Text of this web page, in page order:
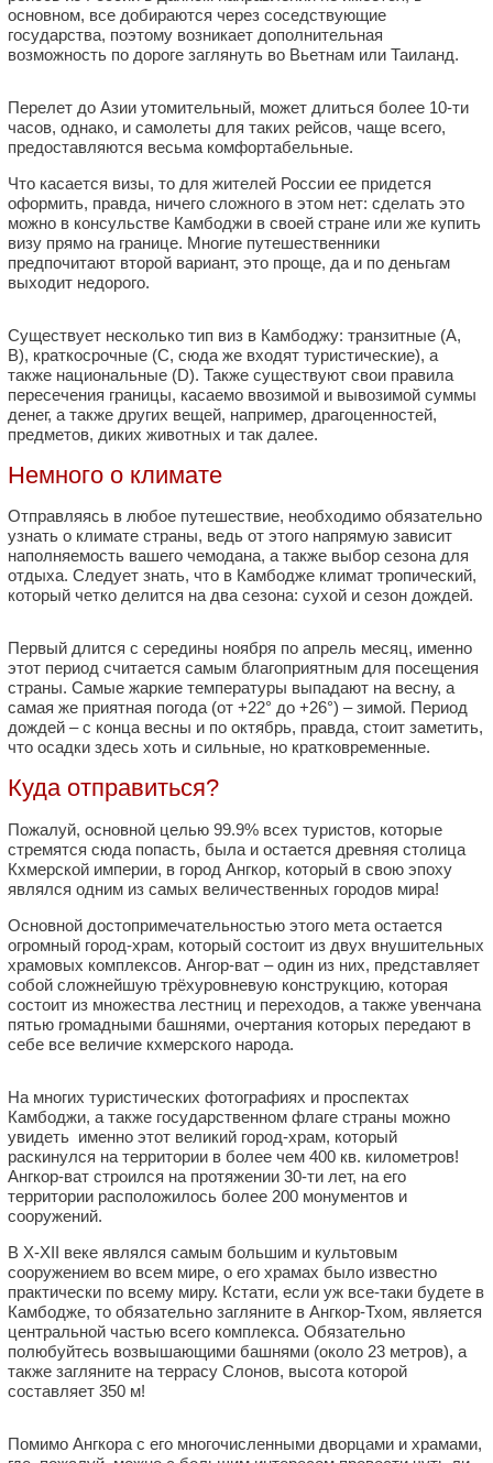
основном, все добираются через соседствующие
государства, поэтому возникает дополнительная
возможность по дороге заглянуть во Вьетнам или Таиланд.
Перелет до Азии утомительный, может длиться более 10-ти
часов, однако, и самолеты для таких рейсов, чаще всего,
предоставляются весьма комфортабельные.
Что касается визы, то для жителей России ее придется
оформить, правда, ничего сложного в этом нет: сделать это
можно в консульстве Камбоджи в своей стране или же купить
визу прямо на границе. Многие путешественники
предпочитают второй вариант, это проще, да и по деньгам
выходит недорого.
Существует несколько тип виз в Камбоджу: транзитные (А,
В), краткосрочные (C, сюда же входят туристические), а
также национальные (D). Также существуют свои правила
пересечения границы, касаемо ввозимой и вывозимой суммы
денег, а также других вещей, например, драгоценностей,
предметов, диких животных и так далее.
Немного о климате
Отправляясь в любое путешествие, необходимо обязательно
узнать о климате страны, ведь от этого напрямую зависит
наполняемость вашего чемодана, а также выбор сезона для
отдыха. Следует знать, что в Камбодже климат тропический,
который четко делится на два сезона: сухой и сезон дождей.
Первый длится с середины ноября по апрель месяц, именно
этот период считается самым благоприятным для посещения
страны. Самые жаркие температуры выпадают на весну, а
самая же приятная погода (от +22° до +26°) – зимой. Период
дождей – с конца весны и по октябрь, правда, стоит заметить,
что осадки здесь хоть и сильные, но кратковременные.
Куда отправиться?
Пожалуй, основной целью 99.9% всех туристов, которые
стремятся сюда попасть, была и остается древняя столица
Кхмерской империи, в город Ангкор, который в свою эпоху
являлся одним из самых величественных городов мира!
Основной достопримечательностью этого мета остается
огромный город-храм, который состоит из двух внушительных
храмовых комплексов. Ангор-ват – один из них, представляет
собой сложнейшую трёхуровневую конструкцию, которая
состоит из множества лестниц и переходов, а также увенчана
пятью громадными башнями, очертания которых передают в
себе все величие кхмерского народа.
На многих туристических фотографиях и проспектах
Камбоджи, а также государственном флаге страны можно
увидеть именно этот великий город-храм, который
раскинулся на территории в более чем 400 кв. километров!
Ангкор-ват строился на протяжении 30-ти лет, на его
территории расположилось более 200 монументов и
сооружений.
В X-XII веке являлся самым большим и культовым
сооружением во всем мире, о его храмах было известно
практически по всему миру. Кстати, если уж все-таки будете в
Камбодже, то обязательно загляните в Ангкор-Тхом, является
центральной частью всего комплекса. Обязательно
полюбуйтесь возвышающими башнями (около 23 метров), а
также загляните на террасу Слонов, высота которой
составляет 350 м!
Помимо Ангкора с его многочисленными дворцами и храмами,